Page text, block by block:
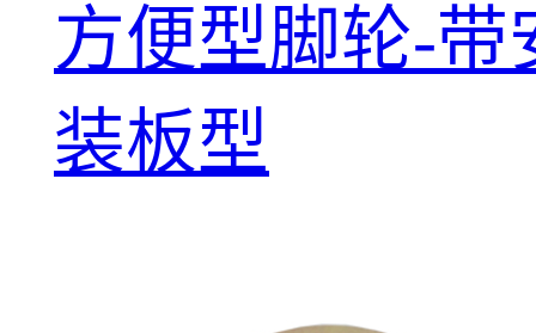
方便型脚轮-带
装板型